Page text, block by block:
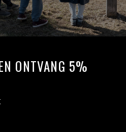
ONTVANG 5%